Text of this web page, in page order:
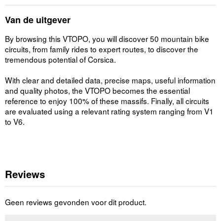
Van de uitgever
By browsing this VTOPO, you will discover 50 mountain bike
circuits, from family rides to expert routes, to discover the
tremendous potential of Corsica.
With clear and detailed data, precise maps, useful information
and quality photos, the VTOPO becomes the essential
reference to enjoy 100% of these massifs. Finally, all circuits
are evaluated using a relevant rating system ranging from V1
to V6.
Reviews
Geen reviews gevonden voor dit product.